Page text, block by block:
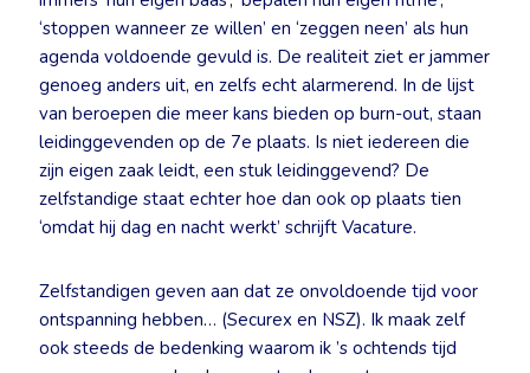
‘stoppen wanneer ze willen’ en ‘zeggen neen’ als hun
agenda voldoende gevuld is. De realiteit ziet er jammer
genoeg anders uit, en zelfs echt alarmerend. In de lijst
van beroepen die meer kans bieden op burn-out, staan
leidinggevenden op de 7e plaats. Is niet iedereen die
zijn eigen zaak leidt, een stuk leidinggevend? De
zelfstandige staat echter hoe dan ook op plaats tien
‘omdat hij dag en nacht werkt’ schrijft Vacature.
Zelfstandigen geven aan dat ze onvoldoende tijd voor
ontspanning hebben… (Securex en NSZ). Ik maak zelf
ook steeds de bedenking waarom ik ’s ochtends tijd